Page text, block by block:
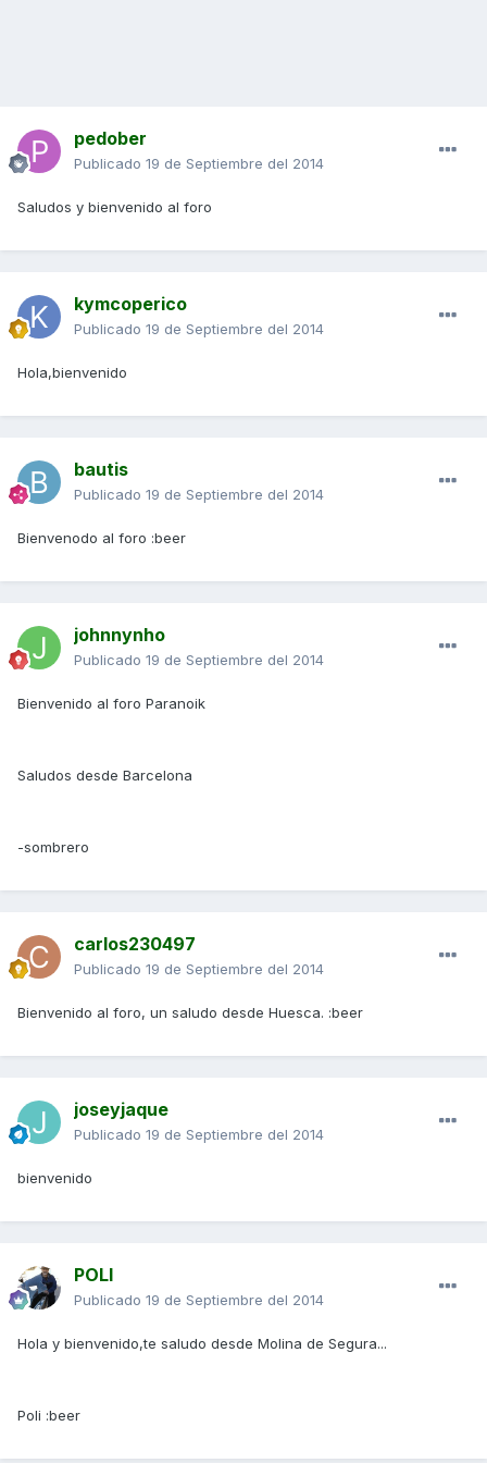
pedober
Publicado 19 de Septiembre del 2014
Saludos y bienvenido al foro
kymcoperico
Publicado 19 de Septiembre del 2014
Hola,bienvenido
bautis
Publicado 19 de Septiembre del 2014
Bienvenodo al foro :beer
johnnynho
Publicado 19 de Septiembre del 2014
Bienvenido al foro Paranoik
Saludos desde Barcelona
-sombrero
carlos230497
Publicado 19 de Septiembre del 2014
Bienvenido al foro, un saludo desde Huesca. :beer
joseyjaque
Publicado 19 de Septiembre del 2014
bienvenido
POLI
Publicado 19 de Septiembre del 2014
Hola y bienvenido,te saludo desde Molina de Segura...
Poli :beer